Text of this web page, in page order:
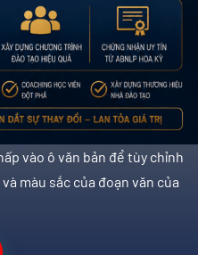
vào ô văn bản để tùy chỉnh
màu sắc của đoạn văn của